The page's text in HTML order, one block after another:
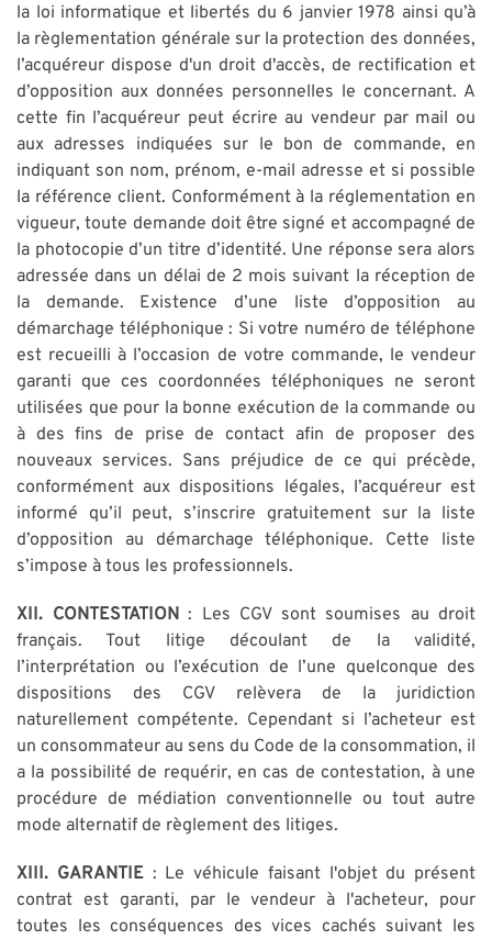
la loi informatique et libertés du 6 janvier 1978 ainsi qu’à
la règlementation générale sur la protection des données,
l’acquéreur dispose d'un droit d'accès, de rectification et
d’opposition aux données personnelles le concernant. A
cette fin l’acquéreur peut écrire au vendeur par mail ou
aux adresses indiquées sur le bon de commande, en
indiquant son nom, prénom, e-mail adresse et si possible
la référence client. Conformément à la réglementation en
vigueur, toute demande doit être signé et accompagné de
la photocopie d’un titre d’identité. Une réponse sera alors
adressée dans un délai de 2 mois suivant la réception de
la demande. Existence d’une liste d’opposition au
démarchage téléphonique : Si votre numéro de téléphone
est recueilli à l’occasion de votre commande, le vendeur
garanti que ces coordonnées téléphoniques ne seront
utilisées que pour la bonne exécution de la commande ou
à des fins de prise de contact afin de proposer des
nouveaux services. Sans préjudice de ce qui précède,
conformément aux dispositions légales, l’acquéreur est
informé qu’il peut, s’inscrire gratuitement sur la liste
d’opposition au démarchage téléphonique. Cette liste
s’impose à tous les professionnels.
XII. CONTESTATION : Les CGV sont soumises au droit
français. Tout litige découlant de la validité,
l’interprétation ou l’exécution de l’une quelconque des
dispositions des CGV relèvera de la juridiction
naturellement compétente. Cependant si l’acheteur est
un consommateur au sens du Code de la consommation, il
a la possibilité de requérir, en cas de contestation, à une
procédure de médiation conventionnelle ou tout autre
mode alternatif de règlement des litiges.
XIII. GARANTIE : Le véhicule faisant l'objet du présent
contrat est garanti, par le vendeur à l'acheteur, pour
toutes les conséquences des vices cachés suivant les